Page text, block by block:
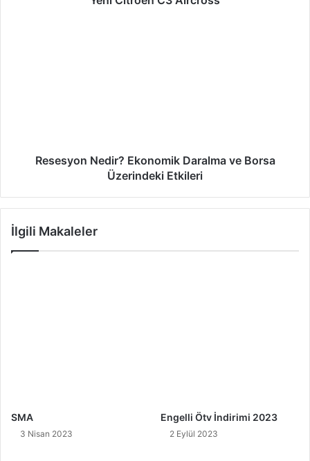
Resesyon Nedir? Ekonomik Daralma ve Borsa
Üzerindeki Etkileri
İlgili Makaleler
SMA
3 Nisan 2023
Engelli Ötv İndirimi 2023
2 Eylül 2023